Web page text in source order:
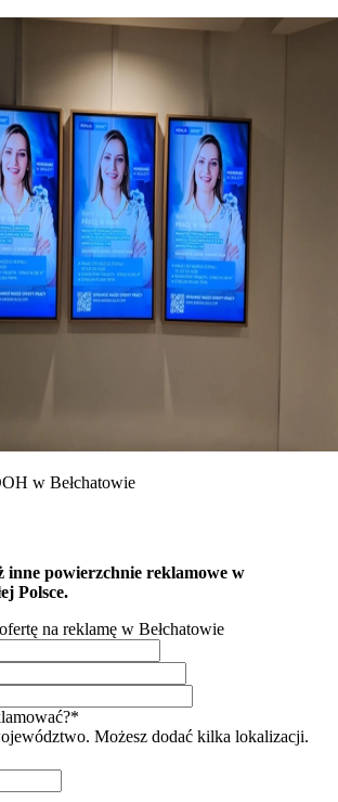
w Bełchatowie
inne powierzchnie reklamowe w
Polsce.
na reklamę w Bełchatowie
Możesz dodać kilka lokalizacji.